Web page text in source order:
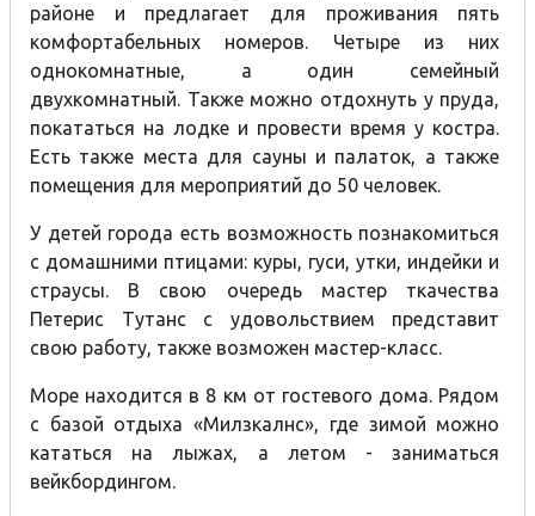
районе и предлагает для проживания пять
комфортабельных номеров. Четыре из них
однокомнатные, а один семейный
двухкомнатный. Также можно отдохнуть у пруда,
покататься на лодке и провести время у костра.
Есть также места для сауны и палаток, а также
помещения для мероприятий до 50 человек.
У детей города есть возможность познакомиться
с домашними птицами: куры, гуси, утки, индейки и
страусы. В свою очередь мастер ткачества
Петерис Тутанс с удовольствием представит
свою работу, также возможен мастер-класс.
Море находится в 8 км от гостевого дома. Рядом
с базой отдыха «Милзкалнс», где зимой можно
кататься на лыжах, а летом - заниматься
вейкбордингом.